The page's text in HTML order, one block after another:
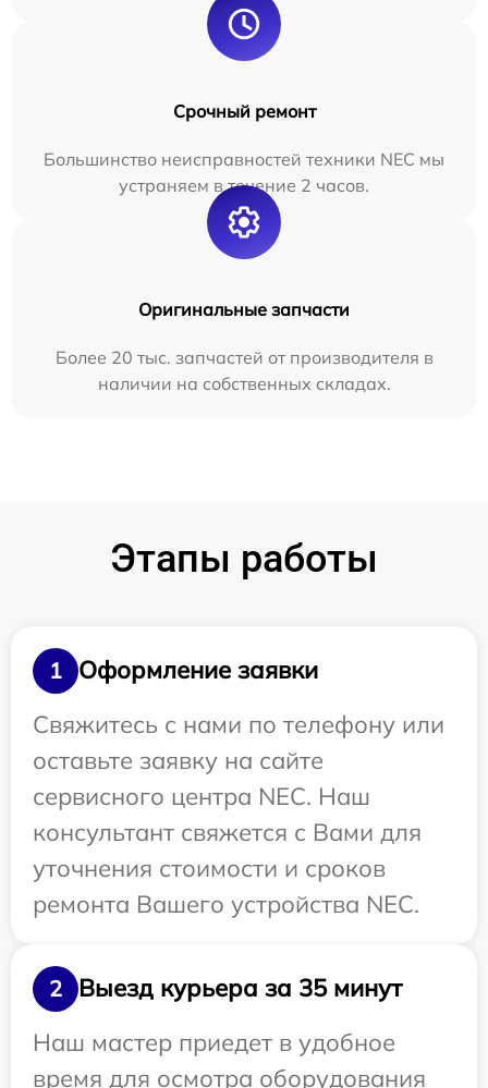
Срочный ремонт
Большинство неисправностей техники NEC мы
устраняем в течение 2 часов.
Оригинальные запчасти
Более 20 тыс. запчастей от производителя в
наличии на собственных складах.
Этапы работы
1
Оформление заявки
Свяжитесь с нами по телефону или
оставьте заявку на сайте
сервисного центра NEC. Наш
консультант свяжется с Вами для
уточнения стоимости и сроков
ремонта Вашего устройства NEC.
2
Выезд курьера за 35 минут
Наш мастер приедет в удобное
время для осмотра оборудования